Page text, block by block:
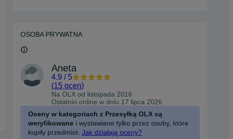
OSOBA PRYWATNA
Aneta
4.9 / 5
(15 ocen)
Na OLX od listopada 2016
Ostatnio online w dniu 17 lipca 2026
Oceny w kategoriach z Przesyłką OLX są
weryfikowane i wystawiane tylko przez osoby, które
kupiły przedmiot. Jak działają oceny?